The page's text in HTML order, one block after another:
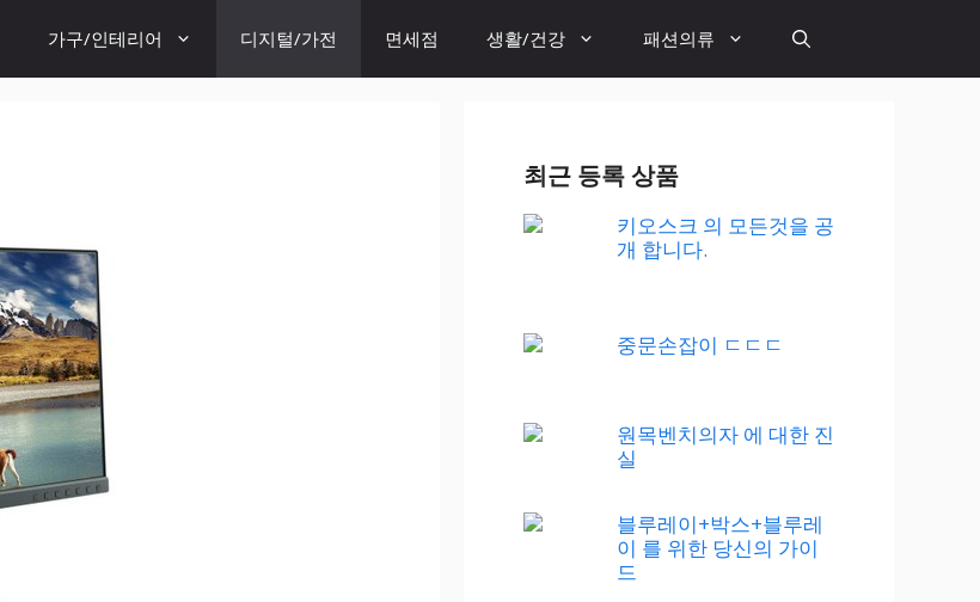
가구/인테리어 디지털/가전 면세점 생활/건강 패션의류
최근 등록 상품
키오스크 의 모든것을 공
개 합니다.
중문손잡이 ㄷㄷㄷ
원목벤치의자 에 대한 진
실
블루레이+박스+블루레
이 를 위한 당신의 가이
드